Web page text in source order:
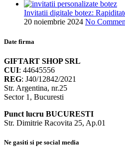
Invitatii digitale botez:
20 noiembrie 2024 No
Date firma
GIFTART SHOP SRL
CUI: 44645556
REG: J40/12842/2021
Str. Argentina, nr.25
Sector 1, Bucuresti
Punct lucru BUCURESTI
Str. Dimitrie Racovita 25, Ap.01
Ne gasiti si pe social media